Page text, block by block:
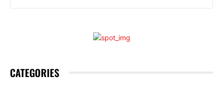
CATEGORIES